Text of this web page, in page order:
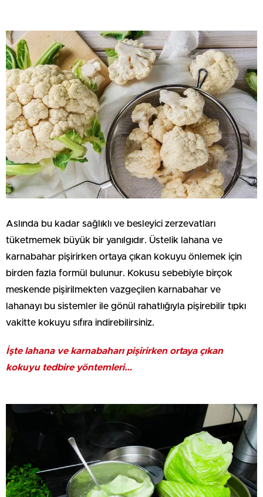
Aslında bu kadar sağlıklı ve besleyici zerzevatları
tüketmemek büyük bir yanılgıdır. Üstelik lahana ve
karnabahar pişirirken ortaya çıkan kokuyu önlemek için
birden fazla formül bulunur. Kokusu sebebiyle birçok
meskende pişirilmekten vazgeçilen karnabahar ve
lahanayı bu sistemler ile gönül rahatlığıyla pişirebilir tıpkı
vakitte kokuyu sıfıra indirebilirsiniz.
İşte lahana ve karnabaharı pişirirken ortaya çıkan
kokuyu tedbire yöntemleri…